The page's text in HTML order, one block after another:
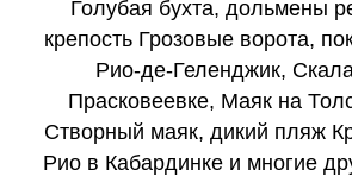
Голубая бухта, дольмены
крепость Грозовые ворота,
Рио-де-Геленджик,
Прасковеевке, Маяк на
Створный маяк, дикий пляж
Рио в Кабардинке и многие